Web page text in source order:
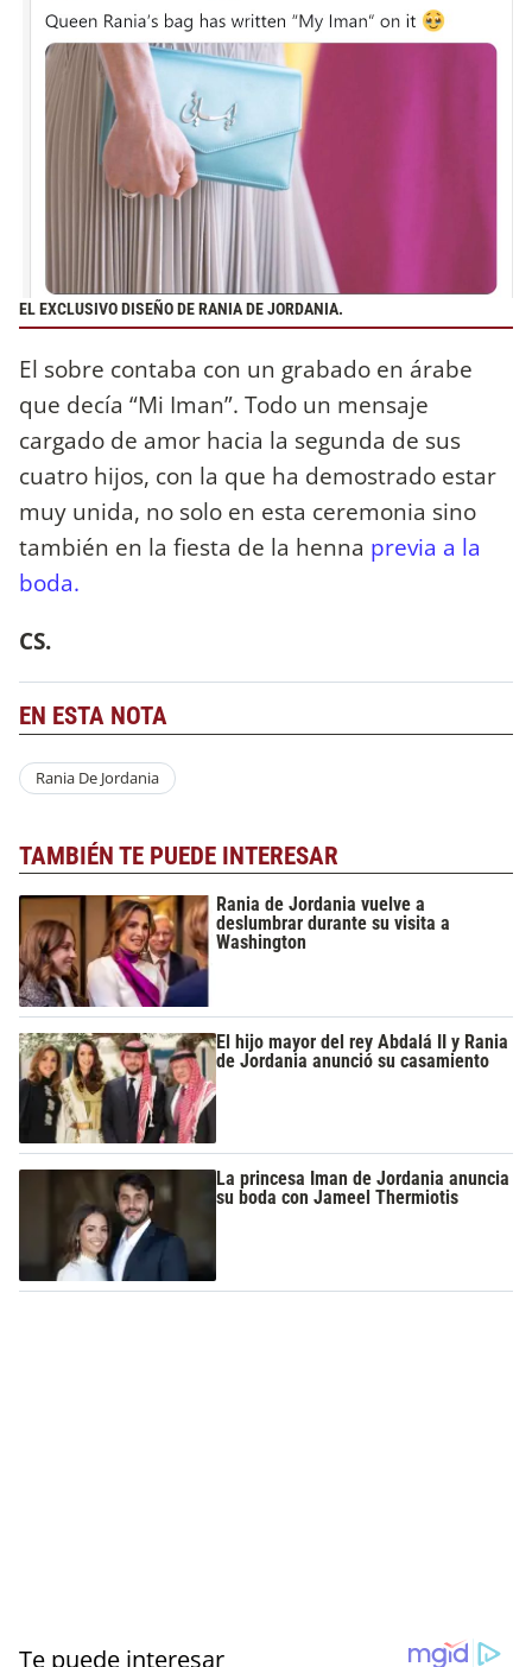
EL EXCLUSIVO DISEÑO DE RANIA DE JORDANIA.
El sobre contaba con un grabado en árabe
que decía “Mi Iman”. Todo un mensaje
cargado de amor hacia la segunda de sus
cuatro hijos, con la que ha demostrado estar
muy unida, no solo en esta ceremonia sino
también en la fiesta de la henna previa a la
boda.
CS.
EN ESTA NOTA
Rania De Jordania
TAMBIÉN TE PUEDE INTERESAR
Rania de Jordania vuelve a
deslumbrar durante su visita a
Washington
El hijo mayor del rey Abdalá II y Rania
de Jordania anunció su casamiento
La princesa Iman de Jordania anuncia
su boda con Jameel Thermiotis